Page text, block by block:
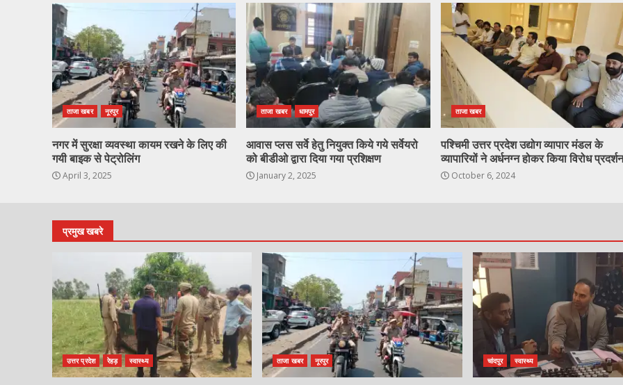
ताजा खबर नूरपुर
नगर में सुरक्षा व्यवस्था कायम रखने के लिए की
गयी बाइक से पेट्रोलिंग
April 3, 2025
ताजा खबर धामपुर
आवास प्लस सर्वे हेतु नियुक्त किये गये सर्वेयरो
को बीडीओ द्वारा दिया गया प्रशिक्षण
January 2, 2025
ताजा खबर
पश्चिमी उत्तर प्रदेश उद्योग व्यापार मंडल के
व्यापारियों ने अर्धनग्न होकर किया विरोध प्रदर्शन
October 6, 2024
प्रमुख खबरे
उत्तर प्रदेश रेहड़ स्वास्थ्य ताजा खबर नूरपुर चांदपुर स्वास्थ्य